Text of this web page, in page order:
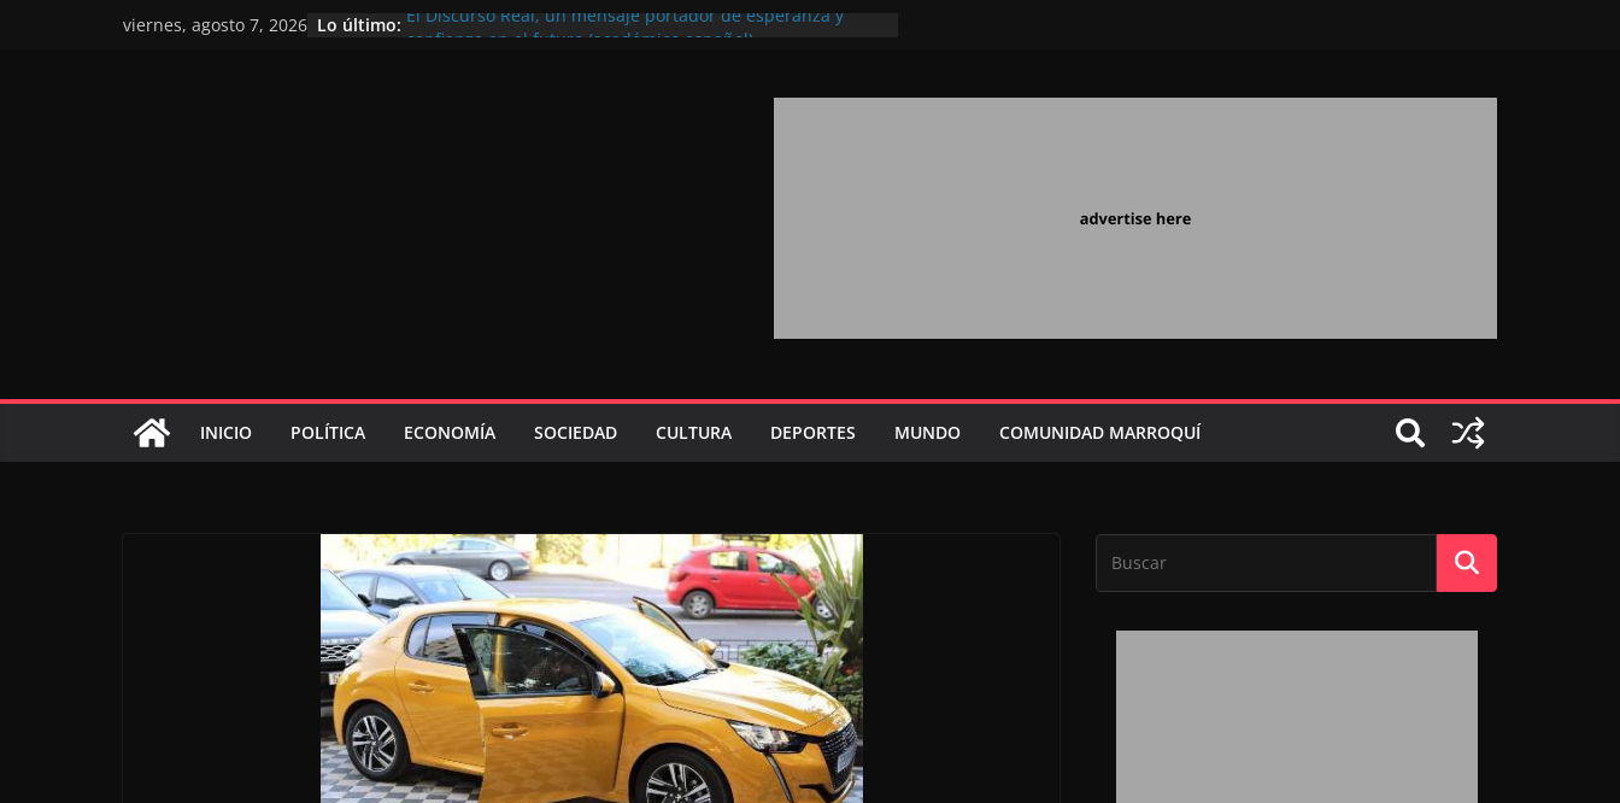
viernes, agosto 7, 2026 Lo último: El Discurso Real, un mensaje portador de esperanza y
Extranjero: al servicio de los grandes proyectos de
INICIO POLÍTICA ECONOMÍA SOCIEDAD CULTURA DEPORTES MUNDO COMUNIDAD MARROQUÍ